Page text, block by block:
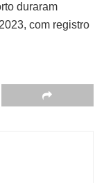
duraram
com registro